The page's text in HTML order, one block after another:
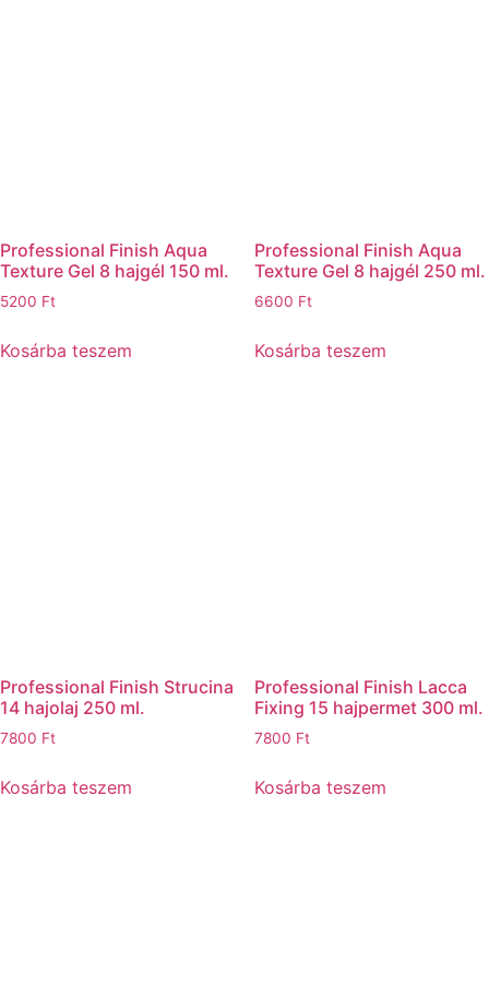
Professional Finish Aqua
Texture Gel 8 hajgél 150 ml.
5200 Ft
Kosárba teszem
Professional Finish Aqua
Texture Gel 8 hajgél 250 ml.
6600 Ft
Kosárba teszem
Professional Finish Strucina
14 hajolaj 250 ml.
7800 Ft
Kosárba teszem
Professional Finish Lacca
Fixing 15 hajpermet 300 ml.
7800 Ft
Kosárba teszem